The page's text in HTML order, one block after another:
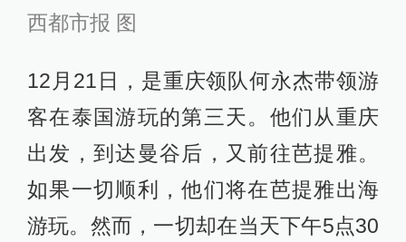
西都市报 图
12月21日，是重庆领队何永杰带领游
客在泰国游玩的第三天。他们从重庆
出发，到达曼谷后，又前往芭提雅。
如果一切顺利，他们将在芭提雅出海
游玩。然而，一切却在当天下午5点30